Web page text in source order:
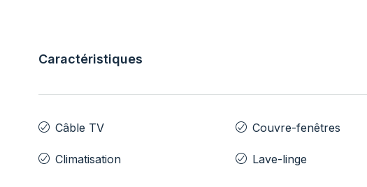
Caractéristiques
Câble TV
Climatisation
Couvre-fenêtres
Lave-linge